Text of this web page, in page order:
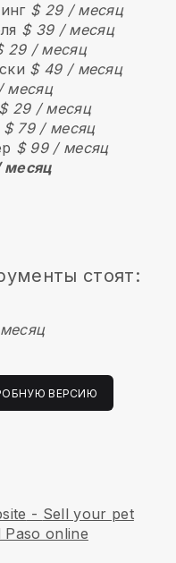
$ 29 / месяц
$ 39 / месяц
29 / месяц
$ 49 / месяц
месяц
$ 29 / месяц
$ 79 / месяц
$ 99 / месяц
месяц
стоят:
ВЕРСИЮ
- Sell your pet
Paso online